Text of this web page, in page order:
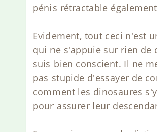
pénis rétractable
Evidement, tout ceci n'est
qui ne s'appuie sur rien de
suis bien conscient. Il ne
pas stupide d'essayer de
comment les dinosaures
pour assurer leur